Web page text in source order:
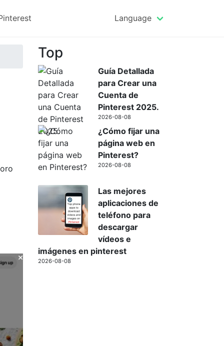
Language
Top
Guía Detallada
para Crear una
Cuenta de
Pinterest 2025.
2026-08-08
¿Cómo fijar una
página web en
Pinterest?
2026-08-08
Las mejores
aplicaciones de
teléfono para
descargar
vídeos e
imágenes en pinterest
2026-08-08